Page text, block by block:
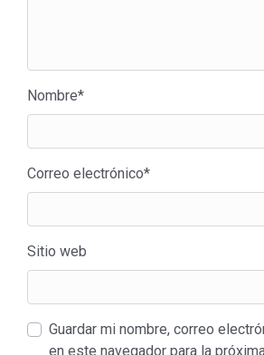
Nombre*
Correo electrónico*
Sitio web
Guardar mi nombre, correo
en este navegador para la